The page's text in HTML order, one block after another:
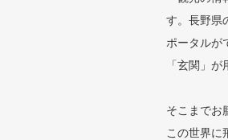
す。長野県
ポータルが
「玄関」
そこまでお
この世界に